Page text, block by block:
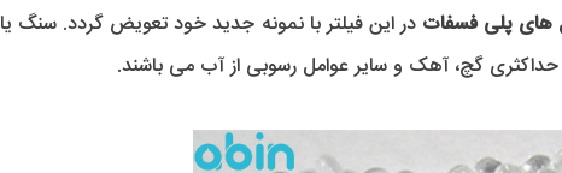
های پلی فسفات در این فیلتر با نمونه جدید خود تعویض گردد. سنگ یا
گچ، آهک و سایر عوامل رسوبی از آب می باشند.